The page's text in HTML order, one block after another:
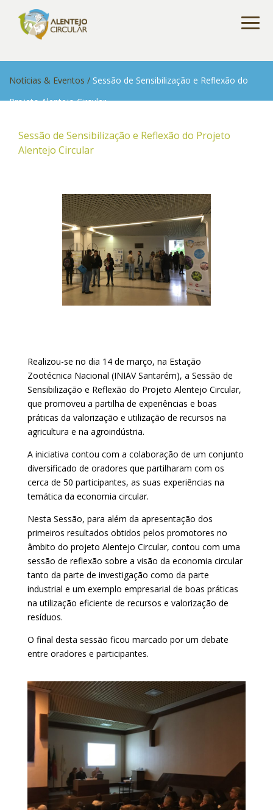
Notícias & Eventos / Sessão de Sensibilização e Reflexão do
Projeto Alentejo Circular
Sessão de Sensibilização e Reflexão do Projeto
Alentejo Circular
Realizou-se no dia 14 de março, na Estação
Zootécnica Nacional (INIAV Santarém), a Sessão de
Sensibilização e Reflexão do Projeto Alentejo Circular,
que promoveu a partilha de experiências e boas
práticas da valorização e utilização de recursos na
agricultura e na agroindústria.
A iniciativa contou com a colaboração de um conjunto
diversificado de oradores que partilharam com os
cerca de 50 participantes, as suas experiências na
temática da economia circular.
Nesta Sessão, para além da apresentação dos
primeiros resultados obtidos pelos promotores no
âmbito do projeto Alentejo Circular, contou com uma
sessão de reflexão sobre a visão da economia circular
tanto da parte de investigação como da parte
industrial e um exemplo empresarial de boas práticas
na utilização eficiente de recursos e valorização de
resíduos.
O final desta sessão ficou marcado por um debate
entre oradores e participantes.